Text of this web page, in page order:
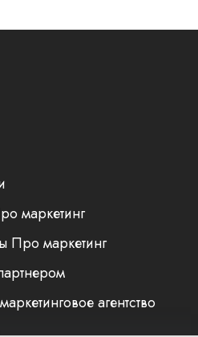
маркетинг
Про маркетинг
агентство